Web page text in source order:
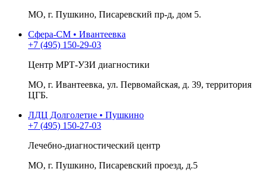
МО, г. Пушкино, Писаревский пр-д, дом 5.
Сфера-СМ • Ивантеевка
+7 (495) 150-29-03
Центр МРТ-УЗИ диагностики
МО, г. Ивантеевка, ул. Первомайская, д. 39, территория
ЦГБ.
ЛДЦ Долголетие • Пушкино
+7 (495) 150-27-03
Лечебно-диагностический центр
МО, г. Пушкино, Писаревский проезд, д.5